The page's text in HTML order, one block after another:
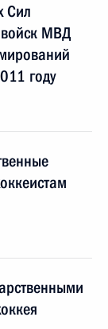
Сил
войск МВД
году